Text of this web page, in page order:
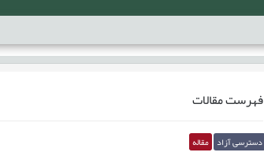
فهرست مقالات
دسترسی آزاد مقاله